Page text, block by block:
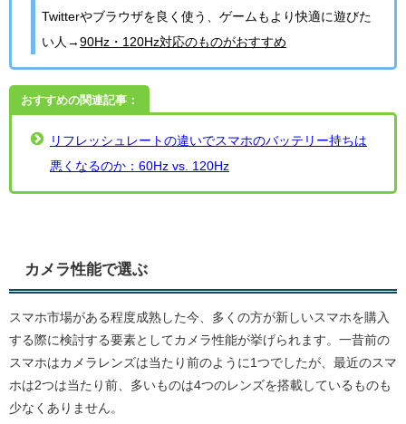
Twitterやブラウザを良く使う、ゲームもより快適に遊びた
い人→ 90Hz・120Hz対応のものがおすすめ
おすすめの関連記事：
リフレッシュレートの違いでスマホのバッテリー持ちは
悪くなるのか：60Hz vs. 120Hz
カメラ性能で選ぶ
スマホ市場がある程度成熟した今、多くの方が新しいスマホを購入
する際に検討する要素としてカメラ性能が挙げられます。一昔前の
スマホはカメラレンズは当たり前のように1つでしたが、最近のスマ
ホは2つは当たり前、多いものは4つのレンズを搭載しているものも
少なくありません。